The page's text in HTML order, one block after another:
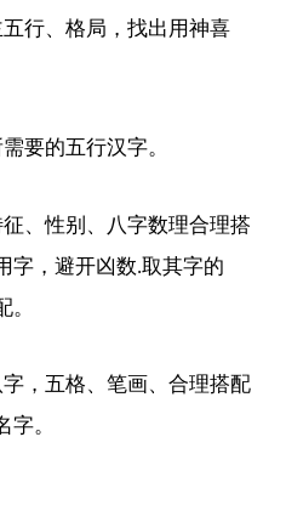
行、格局，找出用神喜
要的五行汉字。
、性别、八字数理合理搭
字，避开凶数.取其字的
，五格、笔画、合理搭配
。